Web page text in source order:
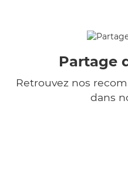
Partage
Retrouvez nos
dans